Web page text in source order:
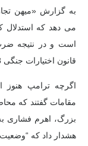
به گزارش «میهن
می دهد که استدلال
قانون اختیارات جنگی 1973 از سر گرفته می شود.
اگرچه ترامپ
مقامات گفتند که
بزرگ، اهرم فشاری
هشدار داد که